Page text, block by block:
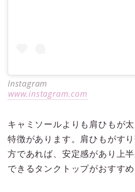
Instagram
www.instagram.com
キャミソールよりも肩ひもが
特徴があります。肩ひもがす
方であれば、安定感があり上
できるタンクトップがおすすめ